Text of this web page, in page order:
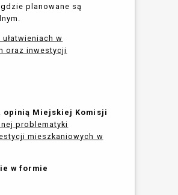
planowane są
w
oraz inwestycji
opinią Miejskiej Komisji
problematyki
mieszkaniowych w
w formie